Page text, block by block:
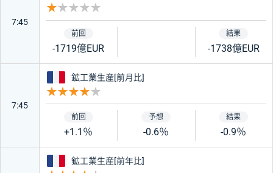
7:45
-1719億EUR -1738億EUR
7:45
フランス
鉱工業生産[前月比]
+1.1％ -0.6％ -0.9％
フランス
鉱工業生産[前年比]